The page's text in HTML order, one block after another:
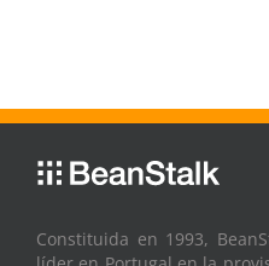
Constituida en 1993,